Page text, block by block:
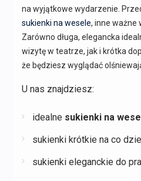
na wyjątkowe wydarzenie.
sukienki na wesele, inne ważne
Zarówno długa, elegancka
wizytę w teatrze, jak i krótka
że będziesz wyglądać
U nas znajdziesz:
idealne sukienki na
sukienki krótkie na co
sukienki eleganckie do